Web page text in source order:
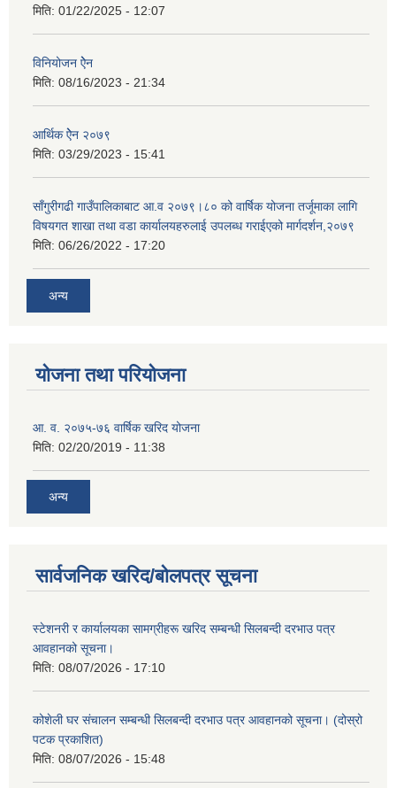
मिति: 01/22/2025 - 12:07
विनियोजन ऐेन
मिति: 08/16/2023 - 21:34
आर्थिक ऐेन २०७९
मिति: 03/29/2023 - 15:41
साँगुरीगढी गाउँपालिकाबाट आ.व २०७९।८० को वार्षिक योजना तर्जूमाका लागि
विषयगत शाखा तथा वडा कार्यालयहरुलाई उपलब्ध गराईएको मार्गदर्शन,२०७९
मिति: 06/26/2022 - 17:20
अन्य
योजना तथा परियोजना
आ. व. २०७५-७६ वार्षिक खरिद योजना
मिति: 02/20/2019 - 11:38
अन्य
सार्वजनिक खरिद/बोलपत्र सूचना
स्टेशनरी र कार्यालयका सामग्रीहरू खरिद सम्बन्धी सिलबन्दी दरभाउ पत्र
आवहानको सूचना।
मिति: 08/07/2026 - 17:10
कोशेली घर संचालन सम्बन्धी सिलबन्दी दरभाउ पत्र आवहानको सूचना। (दोस्रो
पटक प्रकाशित)
मिति: 08/07/2026 - 15:48